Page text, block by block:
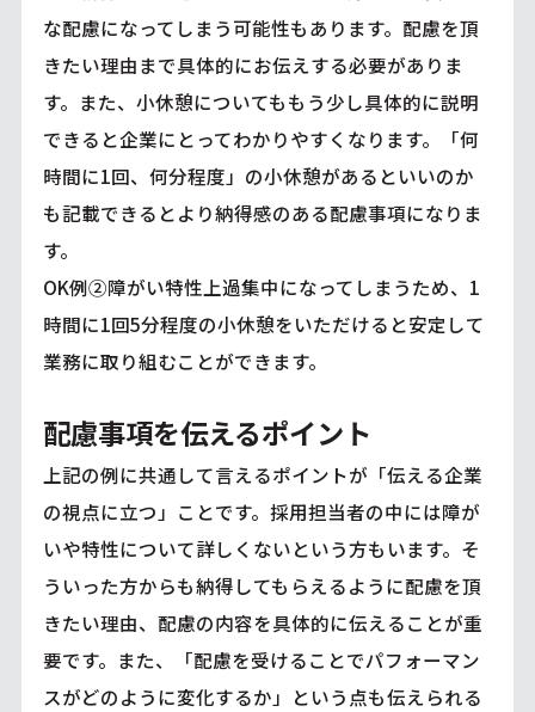
な配慮になってしまう可能性もあります。配慮を頂
きたい理由まで具体的にお伝えする必要がありま
す。また、小休憩についてももう少し具体的に説明
できると企業にとってわかりやすくなります。「何
時間に1回、何分程度」の小休憩があるといいのか
も記載できるとより納得感のある配慮事項になりま
す。
OK例②障がい特性上過集中になってしまうため、1
時間に1回5分程度の小休憩をいただけると安定して
業務に取り組むことができます。
配慮事項を伝えるポイント
上記の例に共通して言えるポイントが「伝える企業
の視点に立つ」ことです。採用担当者の中には障が
いや特性について詳しくないという方もいます。そ
ういった方からも納得してもらえるように配慮を頂
きたい理由、配慮の内容を具体的に伝えることが重
要です。また、「配慮を受けることでパフォーマン
スがどのように変化するか」という点も伝えられる